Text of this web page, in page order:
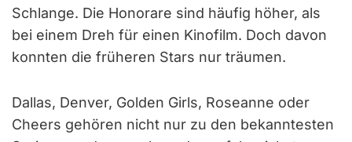
Schlange. Die Honorare sind häufig höher, als
bei einem Dreh für einen Kinofilm. Doch davon
konnten die früheren Stars nur träumen.
Dallas, Denver, Golden Girls, Roseanne oder
Cheers gehören nicht nur zu den bekanntesten